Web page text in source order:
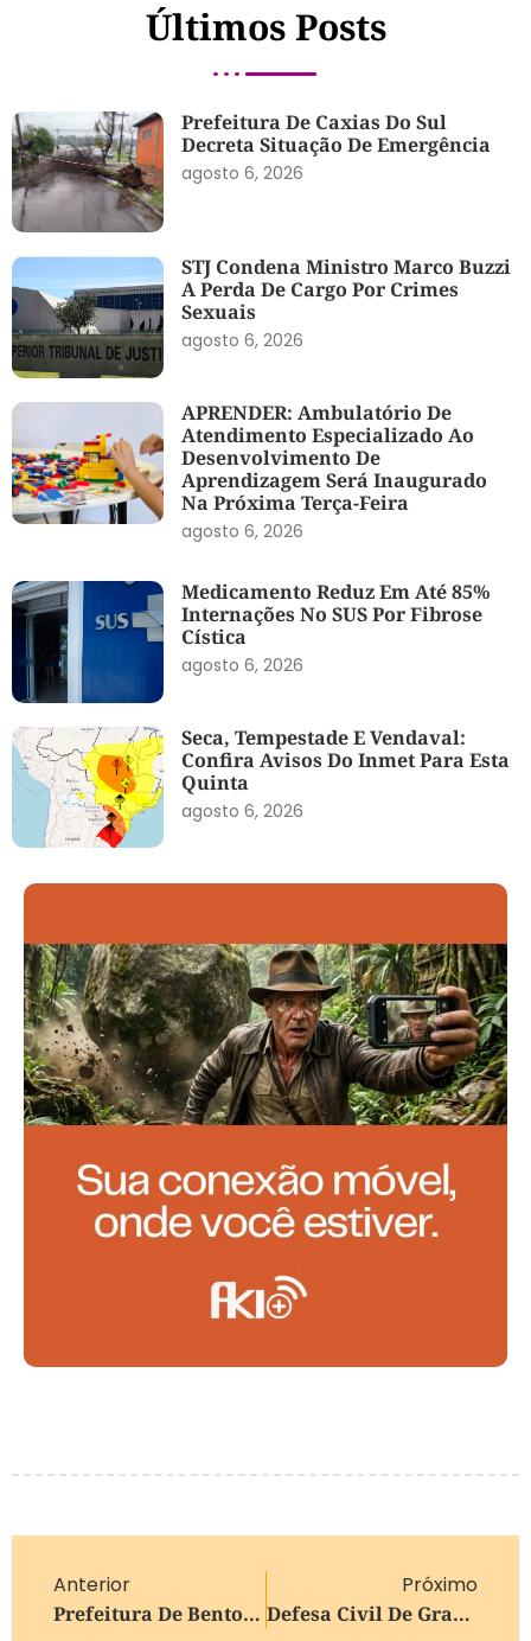
Últimos Posts
Prefeitura De Caxias Do Sul
Decreta Situação De Emergência
agosto 6, 2026
STJ Condena Ministro Marco Buzzi
A Perda De Cargo Por Crimes
Sexuais
agosto 6, 2026
APRENDER: Ambulatório De
Atendimento Especializado Ao
Desenvolvimento De
Aprendizagem Será Inaugurado
Na Próxima Terça-Feira
agosto 6, 2026
Medicamento Reduz Em Até 85%
Internações No SUS Por Fibrose
Cística
agosto 6, 2026
Seca, Tempestade E Vendaval:
Confira Avisos Do Inmet Para Esta
Quinta
agosto 6, 2026
Anterior
Prefeitura De Bento Gonçalves Informa Sobre O Atendimento Da Junta Militar
Próximo
Defesa Civil De Gramado Realiza Ação Institucional Na Rua Coberta Neste Sábado (28)